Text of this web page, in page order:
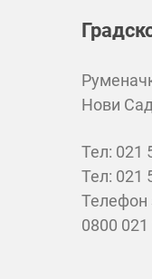
Нови
Тел: 021
Тел: 021
Телефон
0800 021